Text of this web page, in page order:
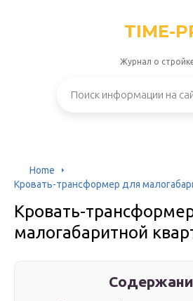
TIME-
Журнал о
Home
Кровать-трансформер для
Кровать-
малогабаритной